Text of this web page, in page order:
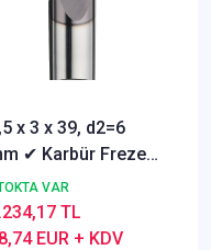
x 3 x 39, d2=6
✔ Karbür Freze
Z=3, Kaplamalı,
VAR
EUR + KDV
TL